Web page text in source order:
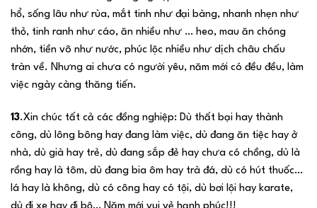
hổ, sống lâu như rùa, mắt tinh như đại bàng, nhanh nhẹn như
thỏ, tinh ranh như cáo, ăn nhiều như … heo, mau ăn chóng
nhớn, tiền vô như nước, phúc lộc nhiều như dịch châu chấu
tràn về. Nhưng ai chưa có người yêu, năm mới có đều đều, làm
việc ngày càng thăng tiến.
13.Xin chúc tất cả các đồng nghiệp: Dù thất bại hay thành
công, dù lông bông hay đang làm việc, dù đang ăn tiệc hay ở
nhà, dù già hay trẻ, dù đang sắp đẻ hay chưa có chồng, dù là
rồng hay là tôm, dù đang bia ôm hay trà đá, dù có hút thuốc…
lá hay là không, dù có công hay có tội, dù bơi lội hay karate,